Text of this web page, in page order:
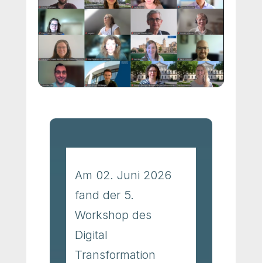
Am 02. Juni 2026
fand der 5.
Workshop des
Digital
Transformation